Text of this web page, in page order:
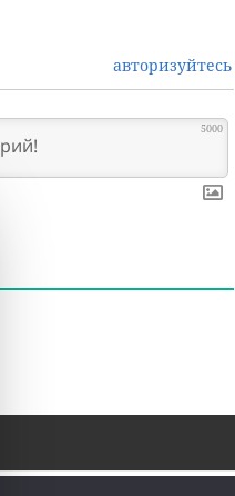
авторизуйтесь
5000